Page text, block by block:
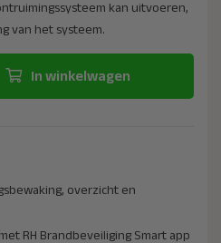
kan uitvoeren,
van het systeem.
In winkelwagen
overzicht en
RH Brandbeveiliging Smart app